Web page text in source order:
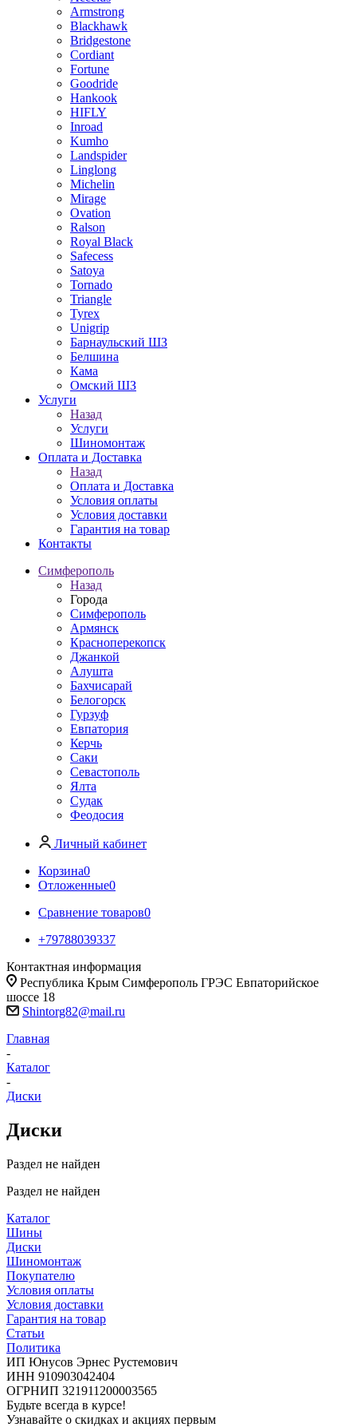
Armstrong
Blackhawk
Bridgestone
Cordiant
Fortune
Goodride
Hankook
HIFLY
Inroad
Kumho
Landspider
Linglong
Michelin
Mirage
Ovation
Ralson
Royal Black
Safecess
Satoya
Tornado
Triangle
Tyrex
Unigrip
Барнаульский ШЗ
Белшина
Кама
Омский ШЗ
Услуги
Назад
Услуги
Шиномонтаж
Оплата и Доставка
Назад
Оплата и Доставка
Условия оплаты
Условия доставки
Гарантия на товар
Контакты
Симферополь
Назад
Города
Симферополь
Армянск
Красноперекопск
Джанкой
Алушта
Бахчисарай
Белогорск
Гурзуф
Евпатория
Керчь
Саки
Севастополь
Ялта
Судак
Феодосия
Личный кабинет
Корзина0
Отложенные0
Сравнение товаров0
+79788039337
Контактная информация
Республика Крым Симферополь ГРЭС Евпаторийское
шоссе 18
Shintorg82@mail.ru
Главная
-
Каталог
-
Диски
Диски
Раздел не найден
Раздел не найден
Каталог
Шины
Диски
Шиномонтаж
Покупателю
Условия оплаты
Условия доставки
Гарантия на товар
Статьи
Политика
ИП Юнусов Эрнес Рустемович
ИНН 910903042404
ОГРНИП 321911200003565
Будьте всегда в курсе!
Узнавайте о скидках и акциях первым